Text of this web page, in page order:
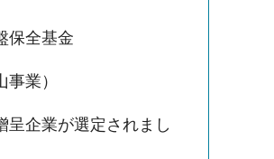
保全基金
業）
呈企業が選定されまし